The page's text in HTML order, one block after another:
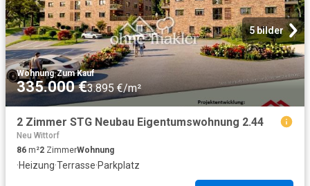
5 bilder
Wohnung·Zum Kauf
335.000 €3.895 €/m²
2 Zimmer STG Neubau Eigentumswohnung 2.44
Neu Wittorf
86 m²2 ZimmerWohnung
·Heizung·Terrasse·Parkplatz